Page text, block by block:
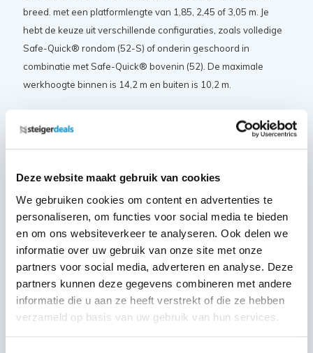
Deze website maakt gebruik van cookies
We gebruiken cookies om content en advertenties te
personaliseren, om functies voor social media te bieden
en om ons websiteverkeer te analyseren. Ook delen we
informatie over uw gebruik van onze site met onze
partners voor social media, adverteren en analyse. Deze
partners kunnen deze gegevens combineren met andere
informatie die u aan ze heeft verstrekt of die ze hebben
verzameld op basis van uw gebruik van hun services.
breed. met een platformlengte van 1,85, 2,45 of 3,05 m. Je
hebt de keuze uit verschillende configuraties, zoals volledige
Safe-Quick® rondom (52-S) of onderin geschoord in
combinatie met Safe-Quick® bovenin (52). De maximale
werkhoogte binnen is 14,2 m en buiten is 10,2 m.
Certificaten en normeringen
keurmerken en certificaten:
VGS veiligheidsgarantie
Nederlandse warenwet
NEN 2484
Europese EN 131 norm
TÜV certificaat
EN 1004-1 class 3
EN 1004-2